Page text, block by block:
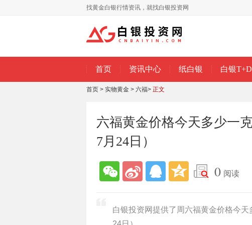
找黄金白银行情资讯，就找白银投资网
首页 资讯中心 纸白银 白银T+D
首页 > 实物黄金 > 六福> 正文
六福黄金价格今天多少一
7月24日）
0 阅读
白银投资网提供了周六福黄金价格今